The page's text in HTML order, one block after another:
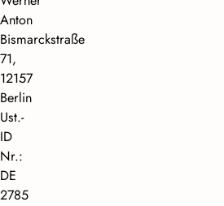
Anton
Bismarckstraße
71,
12157
Berlin
Ust.-
ID
Nr.:
DE
2785